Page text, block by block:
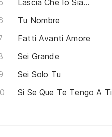
Lascia Che Io Sia...
Tu Nombre
Fatti Avanti Amore
Sei Grande
Sei Solo Tu
Si Se Que Te Tengo A Ti